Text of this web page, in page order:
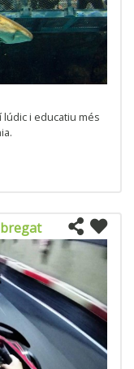
i educatiu més